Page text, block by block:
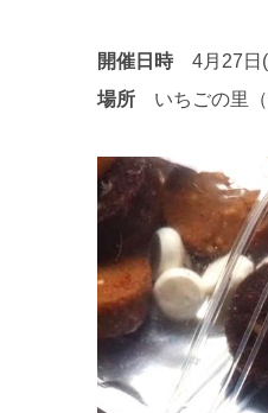
開催日時4月27日(
場所
いちごの里